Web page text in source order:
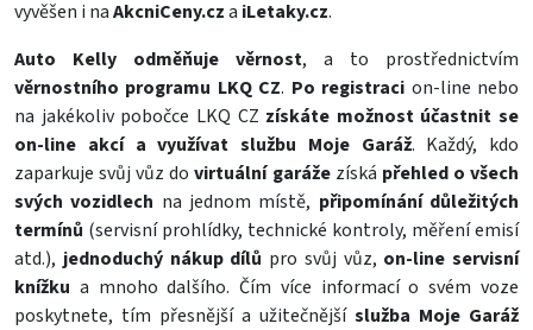
vyvěšen i naAkcniCeny.cza iLetaky.cz.
Auto Kelly
odměňuje věrnost, a to prostřednictvím
věrnostního programu LKQ CZ. Po registraci on-line nebo
na jakékoliv pobočce LKQ CZ získáte možnost účastnit se
on-line akcí a využívat službu Moje Garáž. Každý, kdo
zaparkuje svůj vůz dovirtuální garážezíská přehled o všech
svých vozidlech na jednom místě, připomínání důležitých
termínů (servisní prohlídky, technické kontroly, měření emisí
atd.), jednoduchý nákup dílů pro svůj vůz, on-line servisní
knížku a mnoho dalšího. Čím více informací o svém voze
poskytnete, tím přesnější a užitečnější služba Moje Garáž